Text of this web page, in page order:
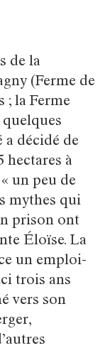
de la
(Ferme de
; la Ferme
quelques
a décidé de
hectares à
un peu de
mythes qui
prison ont
Éloïse. La
un emploi-
trois ans
vers son